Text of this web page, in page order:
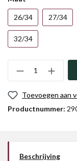
26/34 27/34
32/34
Toevoegen aan
Productnummer:
Beschrijving